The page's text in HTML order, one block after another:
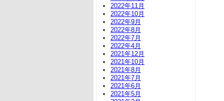
2022年11月
2022年10月
2022年9月
2022年8月
2022年7月
2022年4月
2021年12月
2021年10月
2021年8月
2021年7月
2021年6月
2021年5月